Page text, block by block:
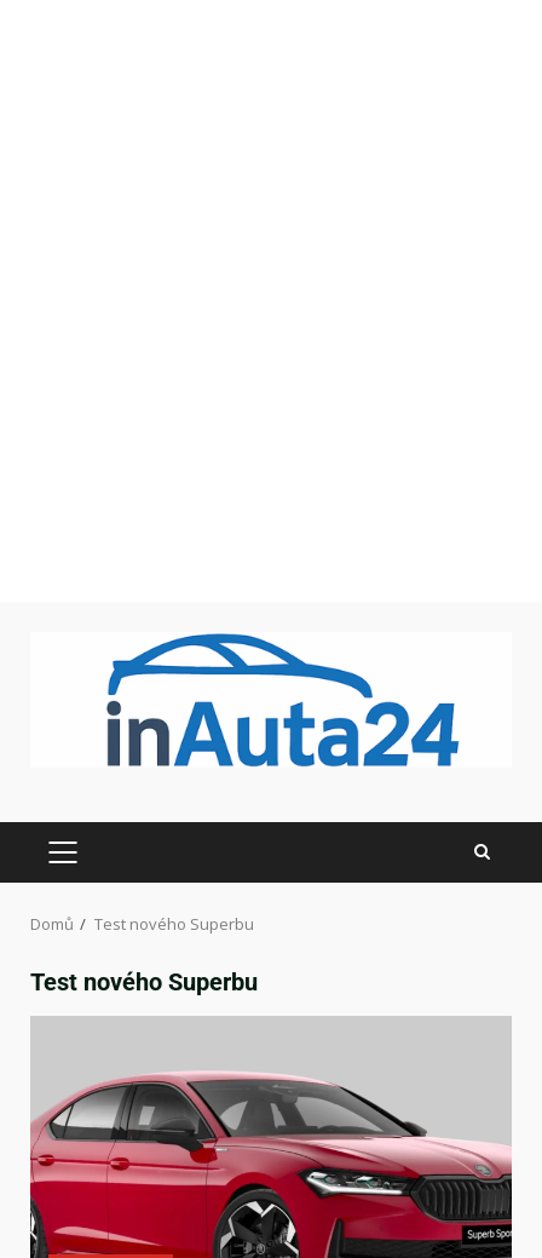
Domů Test nového Superbu
Test nového Superbu